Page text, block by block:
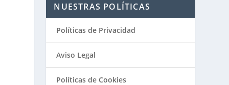
NUESTRAS POLÍTICAS
Políticas de Privacidad
Aviso Legal
Políticas de Cookies